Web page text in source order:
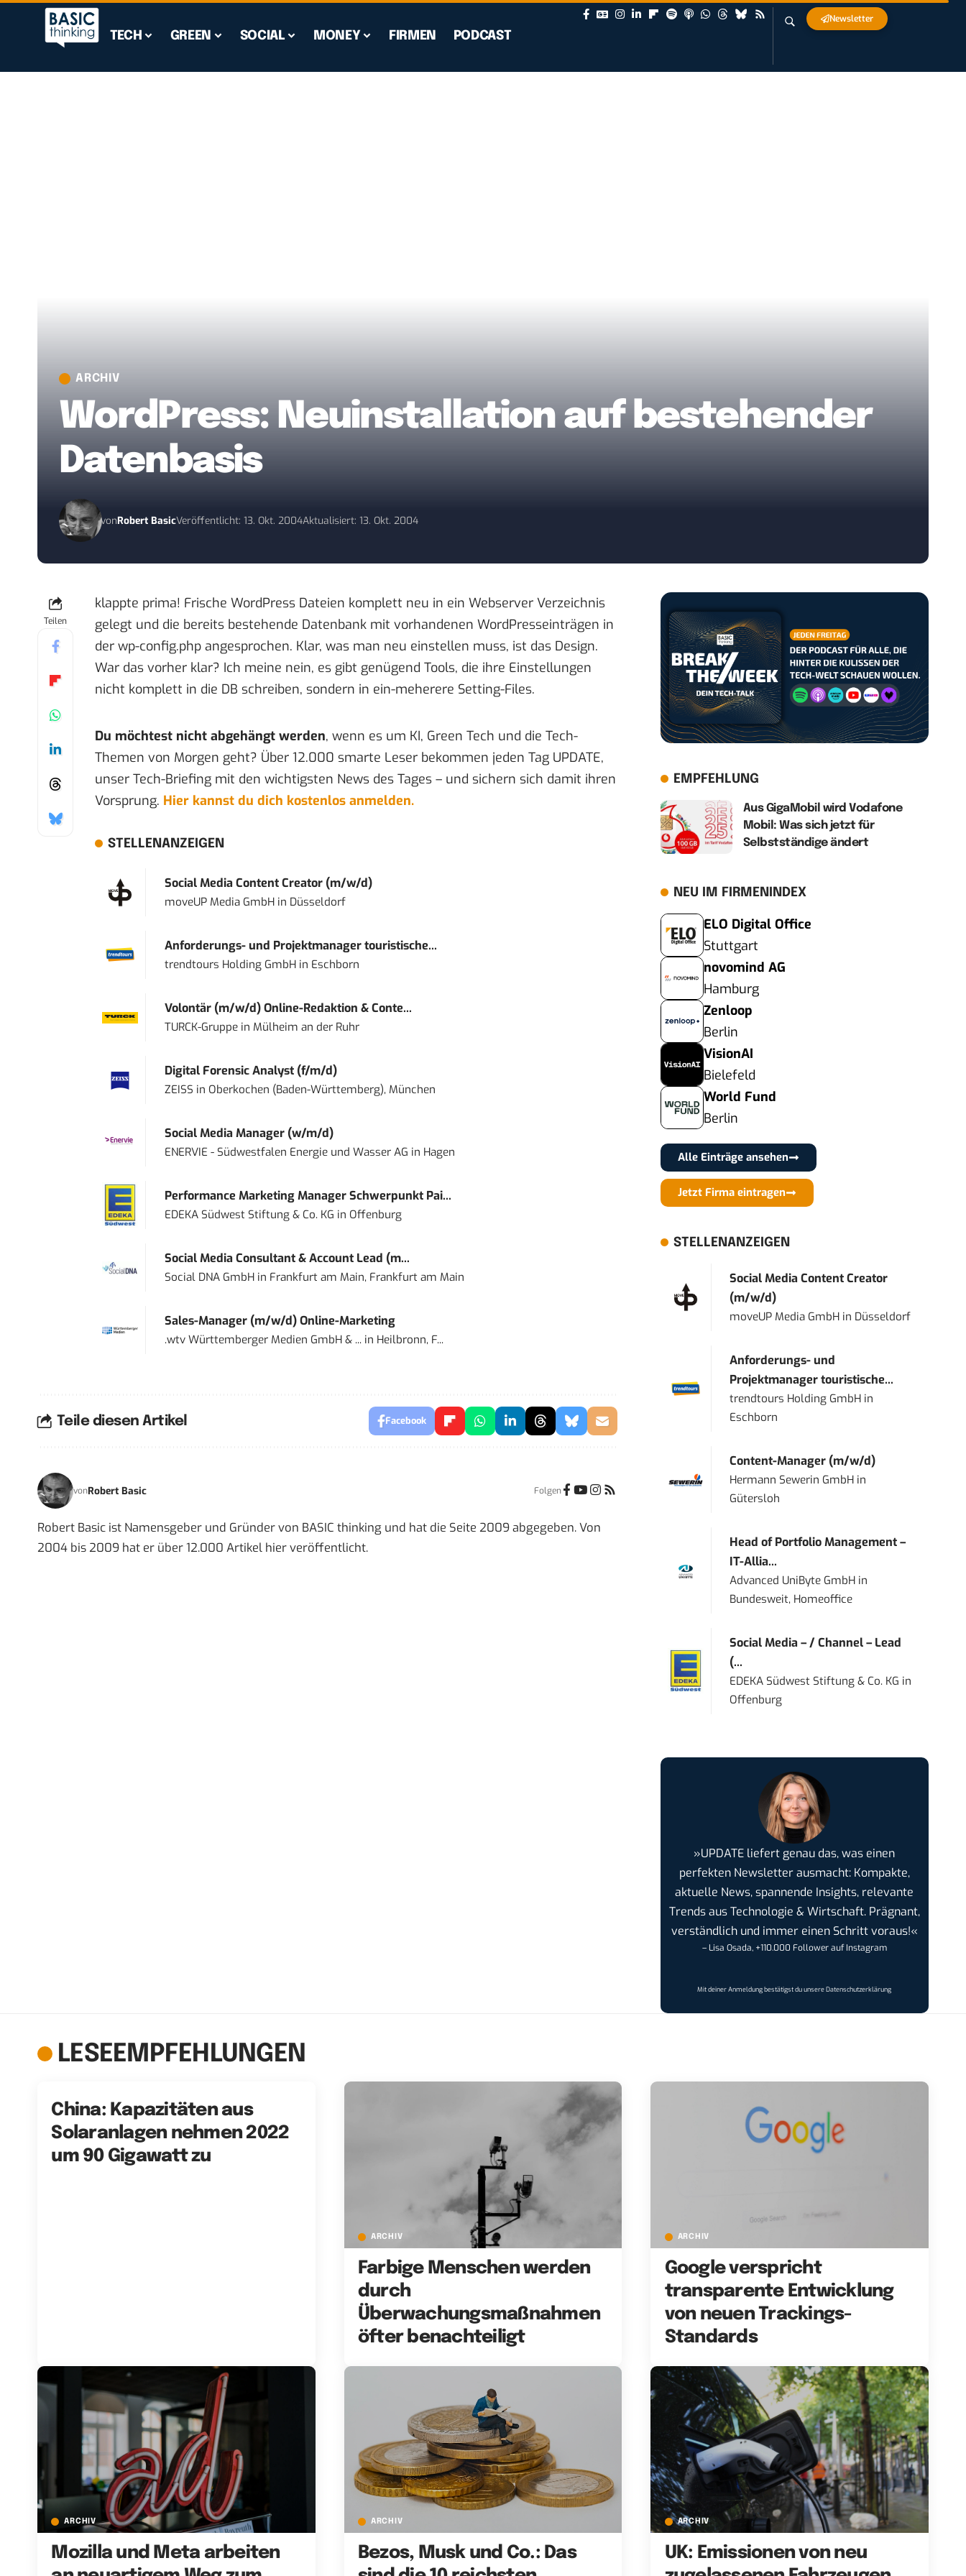
TECH GREEN SOCIAL MONEY FIRMEN PODCAST
Newsletter
ARCHIV
WordPress: Neuinstallation auf bestehender
Datenbasis
vonRobert BasicVeröffentlicht: 13. Okt. 2004Aktualisiert: 13. Okt. 2004
Teilen
klappte prima! Frische WordPress Dateien komplett neu in ein Webserver Verzeichnis
gelegt und die bereits bestehende Datenbank mit vorhandenen WordPresseinträgen in
der wp-config.php angesprochen. Klar, was man neu einstellen muss, ist das Design.
War das vorher klar? Ich meine nein, es gibt genügend Tools, die ihre Einstellungen
nicht komplett in die DB schreiben, sondern in ein-meherere Setting-Files.
Du möchtest nicht abgehängt werden, wenn es um KI, Green Tech und die Tech-
Themen von Morgen geht? Über 12.000 smarte Leser bekommen jeden Tag UPDATE,
unser Tech-Briefing mit den wichtigsten News des Tages – und sichern sich damit ihren
Vorsprung. Hier kannst du dich kostenlos anmelden.
STELLENANZEIGEN
Social Media Content Creator (m/w/d)
moveUP Media GmbHin Düsseldorf
Anforderungs- und Projektmanager touristische...
trendtours Holding GmbHin Eschborn
Volontär (m/w/d) Online-Redaktion & Conte...
TURCK-Gruppein Mülheim an der Ruhr
Digital Forensic Analyst (f/m/d)
ZEISS in Oberkochen (Baden-Württemberg), München
Social Media Manager (w/m/d)
ENERVIE - Südwestfalen Energie und Wasser AG in Hagen
Performance Marketing Manager Schwerpunkt Pai...
EDEKA Südwest Stiftung & Co. KG in Offenburg
Social Media Consultant & Account Lead (m...
Social DNA GmbHin Frankfurt am Main, Frankfurt am Main
Sales-Manager (m/w/d) Online-Marketing
.wtv Württemberger Medien GmbH & ...in Heilbronn, F...
Teile diesen Artikel Facebook
vonRobert Basic Folgen
Robert Basic ist Namensgeber und Gründer von BASIC thinking und hat die Seite 2009 abgegeben. Von
2004 bis 2009 hat er über 12.000 Artikel hier veröffentlicht.
EMPFEHLUNG
Aus GigaMobil wird Vodafone
Mobil: Was sich jetzt für
Selbstständige ändert
NEU IM FIRMENINDEX
ELO Digital Office
Stuttgart
novomind AG
Hamburg
Zenloop
Berlin
VisionAI
Bielefeld
World Fund
Berlin
Alle Einträge ansehen
Jetzt Firma eintragen
STELLENANZEIGEN
Social Media Content Creator
(m/w/d)
moveUP Media GmbH in Düsseldorf
Anforderungs- und
Projektmanager touristische...
trendtours Holding GmbH in
Eschborn
Content-Manager (m/w/d)
Hermann Sewerin GmbH in
Gütersloh
Head of Portfolio Management –
IT-Allia...
Advanced UniByte GmbH in
Bundesweit, Homeoffice
Social Media – / Channel – Lead
(...
EDEKA Südwest Stiftung & Co. KG in
Offenburg
»UPDATE liefert genau das, was einen
perfekten Newsletter ausmacht: Kompakte,
aktuelle News, spannende Insights, relevante
Trends aus Technologie & Wirtschaft. Prägnant,
verständlich und immer einen Schritt voraus!«
– Lisa Osada, +110.000 Follower auf Instagram
Mit deiner Anmeldung bestätigst du unsereDatenschutzerklärung
LESEEMPFEHLUNGEN
China: Kapazitäten aus
Solaranlagen nehmen 2022
um 90 Gigawatt zu
ARCHIV
Farbige Menschen werden
durch
Überwachungsmaßnahmen
öfter benachteiligt
ARCHIV
Google verspricht
transparente Entwicklung
von neuen Trackings-
Standards
ARCHIV
Mozilla und Meta arbeiten
ARCHIV
Bezos, Musk und Co.: Das
ARCHIV
UK: Emissionen von neu